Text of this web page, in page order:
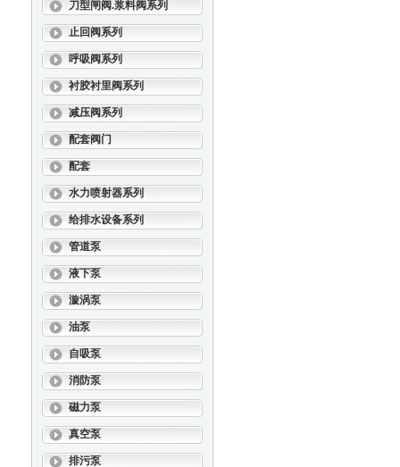
刀型闸阀.浆料阀系列
止回阀系列
呼吸阀系列
衬胶衬里阀系列
减压阀系列
配套阀门
配套
水力喷射器系列
给排水设备系列
管道泵
液下泵
漩涡泵
油泵
自吸泵
消防泵
磁力泵
真空泵
排污泵